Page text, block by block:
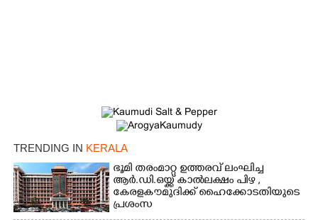
TRENDING IN KERALA
ഭൂമി തരംമാറ്റ ഉത്തരവ് ലംഘിച്ച
ആർ.ഡി.ഒയ്ക്ക് കാൽലക്ഷം പിഴ ,​
കേരളകൗമുദിക്ക് ഹൈക്കോടതിയുടെ
പ്രശംസ
Share this link